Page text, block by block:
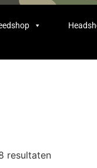
resultaten